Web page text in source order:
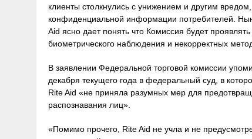
клиенты столкнулись с унижением и другим
конфиденциальной информации потребителей.
Aid ясно дает понять что Комиссия будет
биометрического наблюдения и некорректных
В заявлении Федеральной торговой комиссии
декабря текущего года в федеральный суд, в
Rite Aid «не приняла разумных мер для
распознавания лиц».
«Помимо прочего, Rite Aid не учла и не